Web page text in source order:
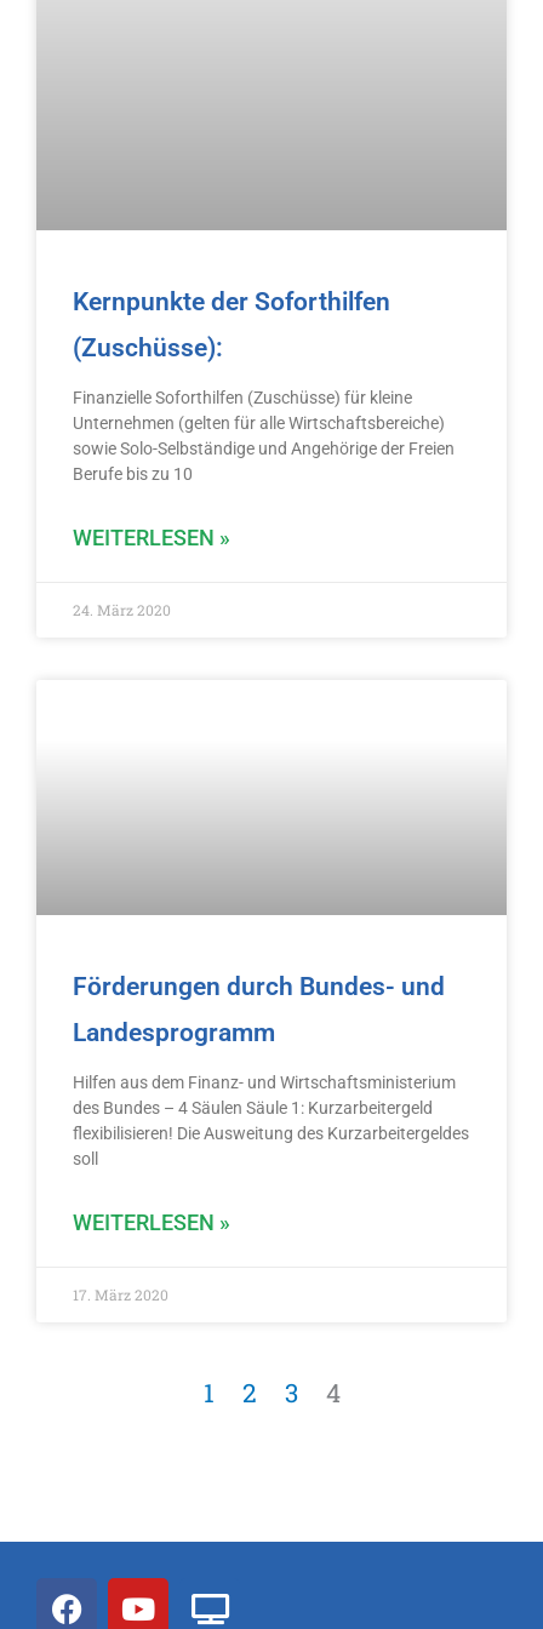
Kernpunkte der Soforthilfen
(Zuschüsse):
Finanzielle Soforthilfen (Zuschüsse) für kleine
Unternehmen (gelten für alle Wirtschaftsbereiche)
sowie Solo-Selbständige und Angehörige der Freien
Berufe bis zu 10
WEITERLESEN »
24. März 2020
Förderungen durch Bundes- und
Landesprogramm
Hilfen aus dem Finanz- und Wirtschaftsministerium
des Bundes – 4 Säulen Säule 1: Kurzarbeitergeld
flexibilisieren! Die Ausweitung des Kurzarbeitergeldes
soll
WEITERLESEN »
17. März 2020
e
1 2 3 4
F
Y
T